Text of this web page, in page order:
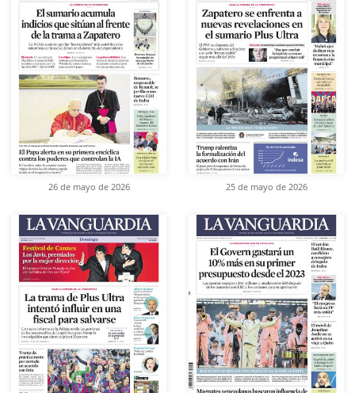
26 de mayo de 2026 25 de mayo de 2026